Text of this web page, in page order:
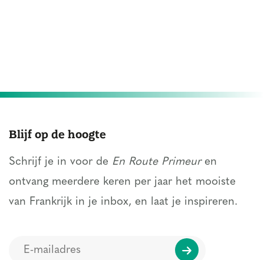
Blijf op de hoogte
Schrijf je in voor de En Route Primeuren
ontvang meerdere keren per jaar het mooiste
van Frankrijk in je inbox, en laat je inspireren.